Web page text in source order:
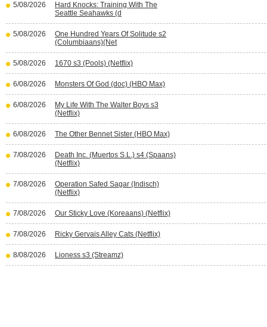
5/08/2026
Hard Knocks: Training With The
Seattle Seahawks (d
5/08/2026
One Hundred Years Of Solitude s2
(Columbiaans)(Net
5/08/2026 1670 s3 (Pools) (Netflix)
6/08/2026 Monsters Of God (doc) (HBO Max)
6/08/2026
My Life With The Walter Boys s3
(Netflix)
6/08/2026 The Other Bennet Sister (HBO Max)
7/08/2026
Death Inc. (Muertos S.L.) s4 (Spaans)
(Netflix)
7/08/2026
Operation Safed Sagar (Indisch)
(Netflix)
7/08/2026 Our Sticky Love (Koreaans) (Netflix)
7/08/2026 Ricky Gervais Alley Cats (Netflix)
8/08/2026 Lioness s3 (Streamz)